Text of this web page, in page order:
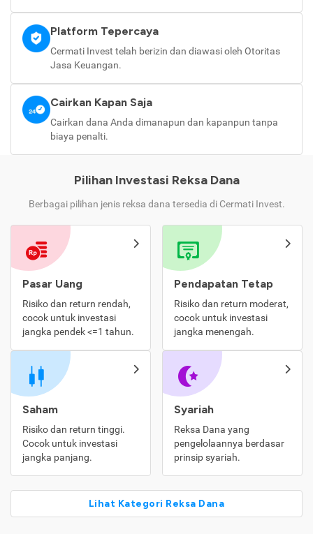
Platform Tepercaya
Cermati Invest telah berizin dan diawasi oleh Otoritas
Jasa Keuangan.
Cairkan Kapan Saja
Cairkan dana Anda dimanapun dan kapanpun tanpa
biaya penalti.
Pilihan Investasi Reksa Dana
Berbagai pilihan jenis reksa dana tersedia di Cermati Invest.
Pasar Uang
Risiko dan return rendah,
cocok untuk investasi
jangka pendek <=1 tahun.
Pendapatan Tetap
Risiko dan return moderat,
cocok untuk investasi
jangka menengah.
Saham
Risiko dan return tinggi.
Cocok untuk investasi
jangka panjang.
Syariah
Reksa Dana yang
pengelolaannya berdasar
prinsip syariah.
Lihat Kategori Reksa Dana